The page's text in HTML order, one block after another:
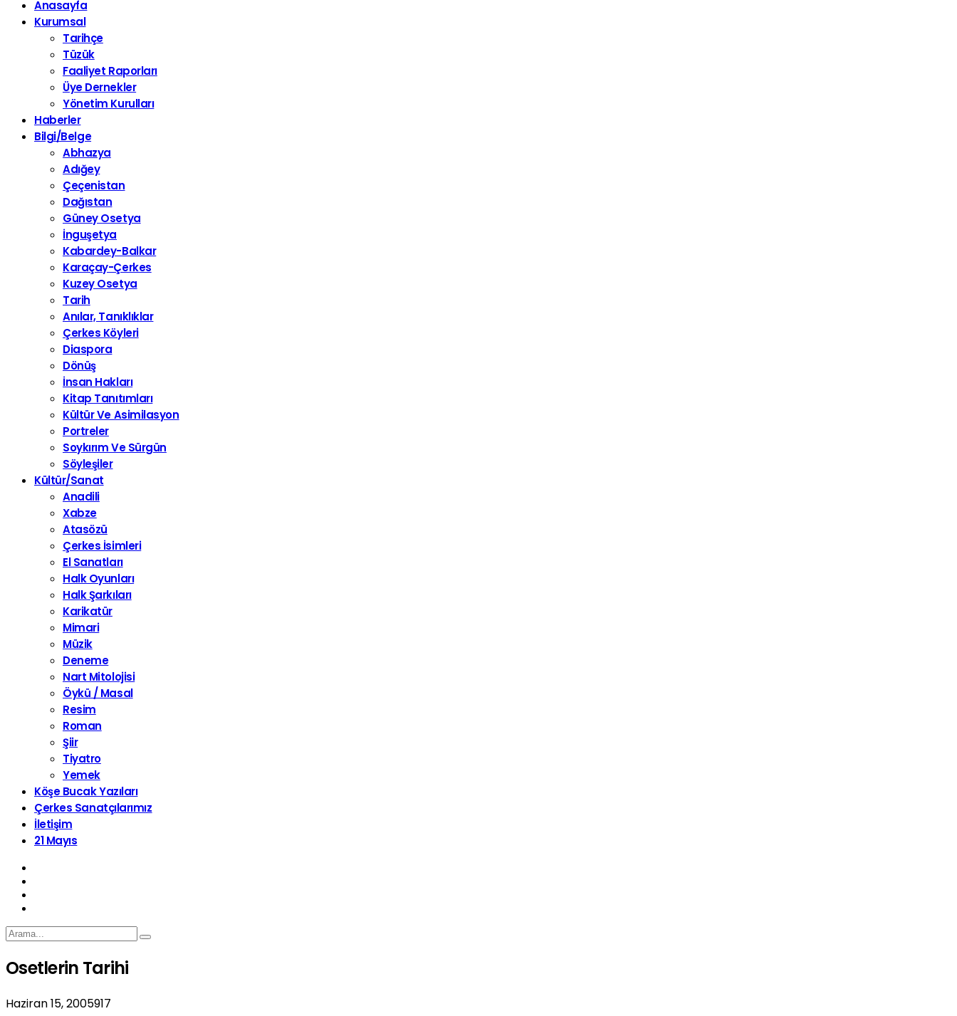
Anasayfa
Kurumsal
Tarihçe
Tüzük
Faaliyet Raporları
Üye Dernekler
Yönetim Kurulları
Haberler
Bilgi/Belge
Abhazya
Adığey
Çeçenistan
Dağıstan
Güney Osetya
İnguşetya
Kabardey-Balkar
Karaçay-Çerkes
Kuzey Osetya
Tarih
Anılar, Tanıklıklar
Çerkes Köyleri
Diaspora
Dönüş
İnsan Hakları
Kitap Tanıtımları
Kültür Ve Asimilasyon
Portreler
Soykırım Ve Sürgün
Söyleşiler
Kültür/Sanat
Anadili
Xabze
Atasözü
Çerkes İsimleri
El Sanatları
Halk Oyunları
Halk Şarkıları
Karikatür
Mimari
Müzik
Deneme
Nart Mitolojisi
Öykü / Masal
Resim
Roman
Şiir
Tiyatro
Yemek
Köşe Bucak Yazıları
Çerkes Sanatçılarımız
İletişim
21 Mayıs
Osetlerin Tarihi
Haziran 15, 2005917